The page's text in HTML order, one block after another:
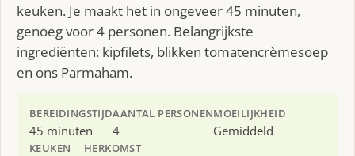
keuken. Je maakt het in ongeveer 45 minuten,
genoeg voor 4 personen. Belangrijkste
ingrediënten: kipfilets, blikken tomatencrèmesoep
en ons Parmaham.
BEREIDINGSTIJD
45 minuten
AANTAL PERSONEN
4
MOEILIJKHEID
Gemiddeld
KEUKEN HERKOMST